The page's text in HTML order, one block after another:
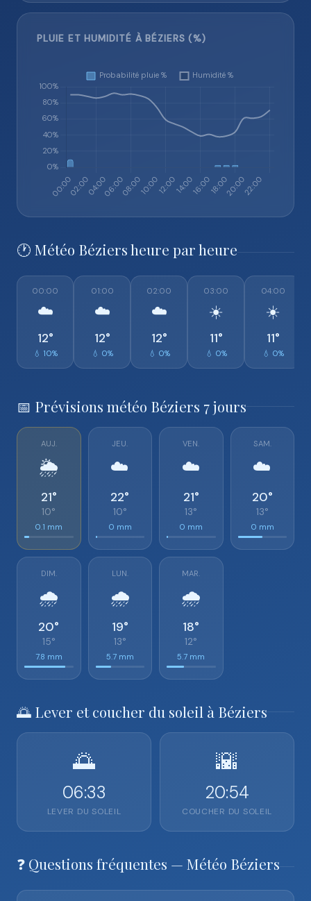
PLUIE ET HUMIDITÉ À BÉZIERS (%)
🕐 Météo Béziers heure par heure
00:00
☁️
12°
💧 10%
01:00
☁️
12°
💧 0%
02:00
☁️
12°
💧 0%
03:00
☀️
11°
💧 0%
04:00
☀️
11°
💧 0%
📅 Prévisions météo Béziers 7 jours
AUJ.
🌦️
21°
10°
0.1 mm
JEU.
☁️
22°
10°
0 mm
VEN.
☁️
21°
13°
0 mm
SAM.
☁️
20°
13°
0 mm
DIM.
🌧️
20°
15°
7.8 mm
LUN.
🌧️
19°
13°
5.7 mm
MAR.
🌧️
18°
12°
5.7 mm
🌅 Lever et coucher du soleil à Béziers
🌅
06:33
LEVER DU SOLEIL
🌇
20:54
COUCHER DU SOLEIL
❓ Questions fréquentes — Météo Béziers